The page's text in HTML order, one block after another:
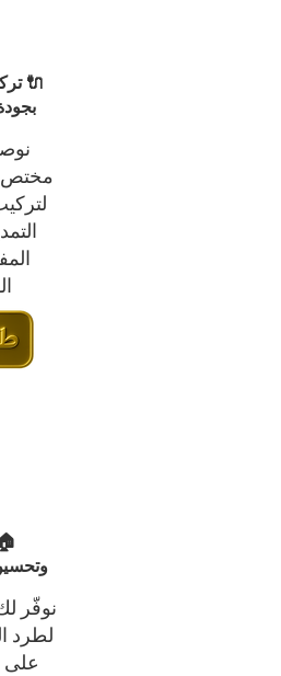
🔌
مختص
نوفّر
لطرد
على